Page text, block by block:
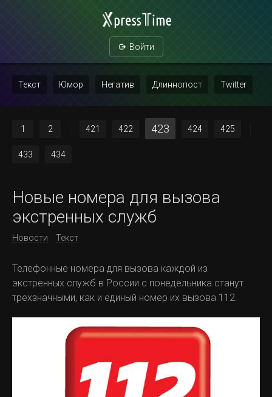
Войти
Текст Юмор Негатив Длиннопост Twitter
1 2 421 422 423 424 425
433 434
Новые номера для вызова
экстренных служб
Новости Текст
Телефонные номера для вызова каждой из
экстренных служб в России с понедельника станут
трехзначными, как и единый номер их вызова 112.